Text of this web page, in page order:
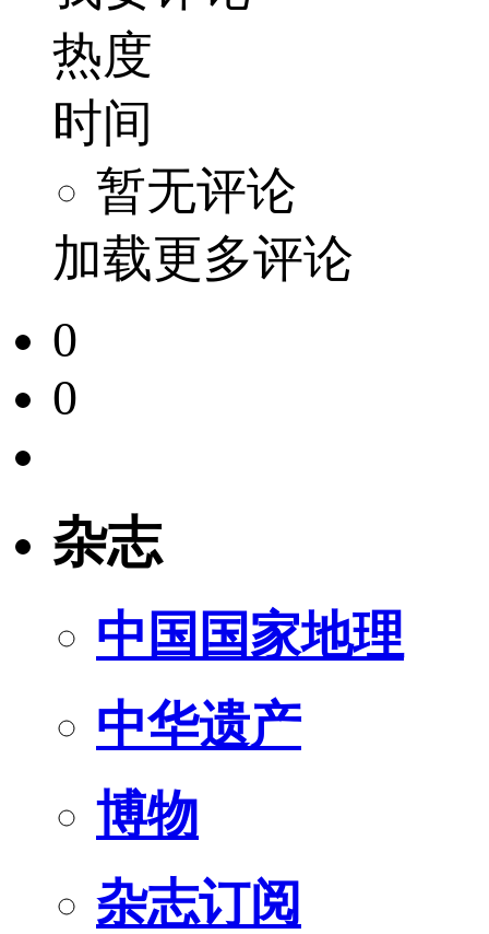
热度
时间
暂无评论
加载更多评论
0
0
杂志
中国国家地理
中华遗产
博物
杂志订阅